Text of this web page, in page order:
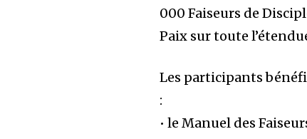
000 Faiseurs de
Paix sur toute
Les participants
:
• le Manuel des